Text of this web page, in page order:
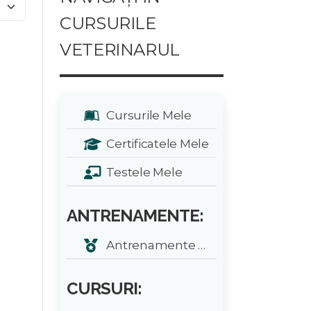
CURSURILE
VETERINARUL
Cursurile Mele
Certificatele Mele
Testele Mele
ANTRENAMENTE:
Antrenamente zilnice
CURSURI: